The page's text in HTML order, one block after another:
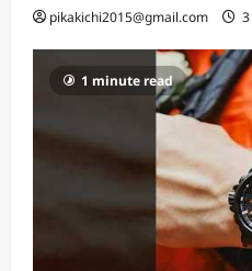
pikakichi2015@gmail.com
1 minute read